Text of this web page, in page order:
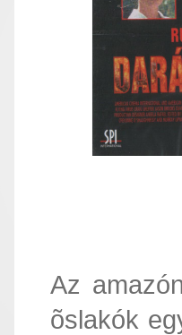
Az
õslakók